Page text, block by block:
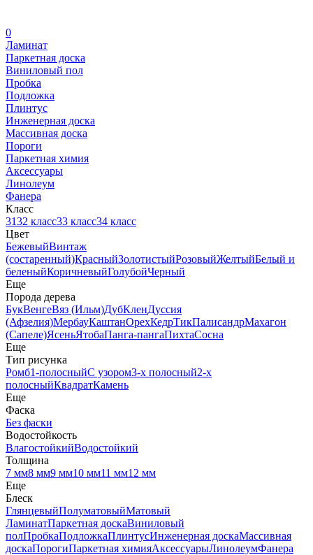
0
Ламинат
Паркетная доска
Виниловый пол
Пробка
Подложка
Плинтус
Инженерная доска
Массивная доска
Пороги
Паркетная химия
Аксессуары
Линолеум
Фанера
Класс
3132 класс33 класс34 класс
Цвет
БежевыйВинтаж
(состаренный)КрасныйЗолотистыйРозовыйЖелтыйБелый и
беленыйКоричневыйГолубойЧерный
Еще
Порода дерева
БукВенгеВяз (Ильм)ДубКленДуссия
(Афзелия)МербауКаштанОрехКедрТикПалисандрМахагон
(Сапеле)ЯсеньЯтобаПанга-пангаПихтаСосна
Еще
Тип рисунка
Ромб1-полосныйС узором3-х полосный2-х
полосныйКвадратКамень
Еще
Фаска
Без фаски
Водостойкость
ВлагостойкийВодостойкий
Толщина
7 мм8 мм9 мм10 мм11 мм12 мм
Еще
Блеск
ГлянцевыйПолуматовыйМатовый
ЛаминатПаркетная доскаВиниловый
полПробкаПодложкаПлинтусИнженерная доскаМассивная
доскаПорогиПаркетная химияАксессуарыЛинолеумФанера